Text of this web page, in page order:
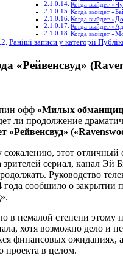
Когда выйдет
Когда выйдет
Когда выйдет
Когда выйдет
Когда выйдет
Раніші записи у категорії
«Рейвенсвуд»
офф «Милых
ли продолжение
«Рейвенсвуд»
этот отличный
зрителей сериал, канал Эй
Руководство
года сообщило о закрытии
.
в немалой степени этому
хотя возможно дело и
финансовых ожиданиях,
проекта в целом.